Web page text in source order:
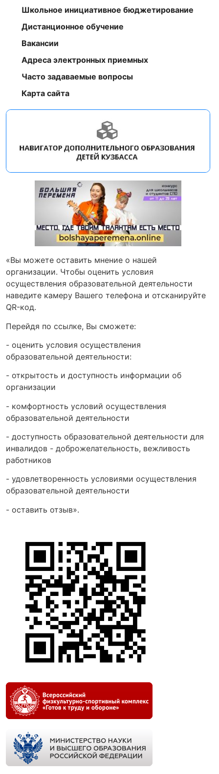
Школьное инициативное бюджетирование
Дистанционное обучение
Вакансии
Адреса электронных приемных
Часто задаваемые вопросы
Карта сайта
«Вы можете оставить мнение о нашей
организации. Чтобы оценить условия
осуществления образовательной деятельности
наведите камеру Вашего телефона и отсканируйте
QR-код.
Перейдя по ссылке, Вы сможете:
- оценить условия осуществления
образовательной деятельности:
- открытость и доступность информации об
организации
- комфортность условий осуществления
образовательной деятельности
- доступность образовательной деятельности для
инвалидов - доброжелательность, вежливость
работников
- удовлетворенность условиями осуществления
образовательной деятельности
- оставить отзыв».